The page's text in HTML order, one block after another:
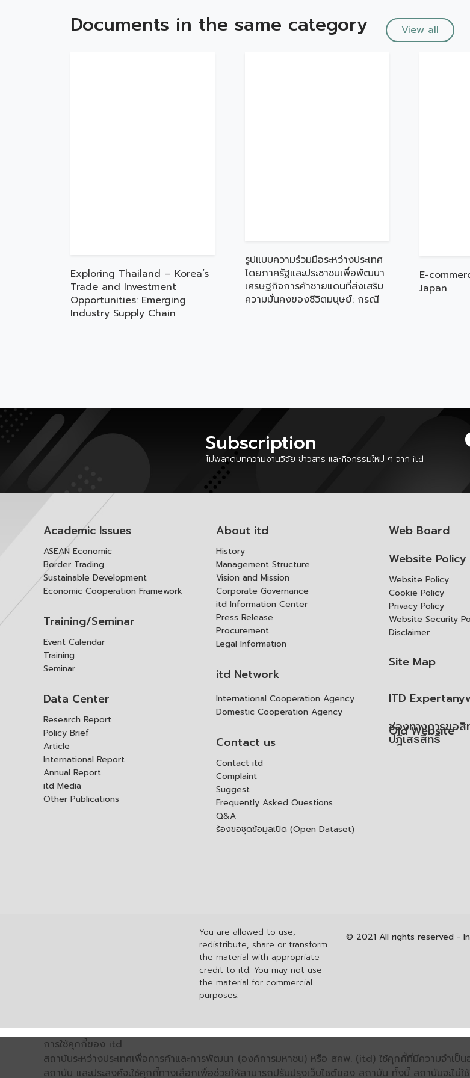
Documents in the same category View all
Exploring Thailand – Korea’s
Trade and Investment
Opportunities: Emerging
Industry Supply Chain
รูปแบบความร่วมมือระหว่างประเทศ
โดยภาครัฐและประชาชนเพื่อพัฒนา
เศรษฐกิจการค้าชายแดนที่ส่งเสริม
ความมั่นคงของชีวิตมนุษย์: กรณี
E-
Japan
Subscription
ไม่พลาดบทความงานวิจัย ข่าวสาร และกิจกรรมใหม่ ๆ จาก itd
Academic Issues
ASEAN Economic
Border Trading
Sustainable Development
Economic Cooperation Framework
Training/Seminar
Event Calendar
Training
Seminar
Data Center
Research Report
Policy Brief
Article
International Report
Annual Report
itd Media
Other Publications
About itd
History
Management Structure
Vision and Mission
Corporate Governance
itd Information Center
Press Release
Procurement
Legal Information
itd Network
International Cooperation Agency
Domestic Cooperation Agency
Contact us
Contact itd
Complaint
Suggest
Frequently Asked Questions
Q&A
ร้องขอชุดข้อมูลเปิด (Open Dataset)
Web Board
Website Policy
Website Policy
Cookie Policy
Privacy Policy
Website Security
Disclaimer
Site Map
ITD
ช่องทางการขอสิ
ปฏิเสธสิทธิ
Old Website
You are allowed to use,
redistribute, share or transform
the material with appropriate
credit to itd. You may not use
the material for commercial
purposes.
© 2021 All rights reserved -
การใช้คุกกี้ของ itd
สถาบันระหว่างประเทศเพื่อการค้าและการพัฒนา (องค์การมหาชน) หรือ สคพ. (itd) ใช้คุกกี้ที่มีความจำเป็
สถาบัน และประสงค์จะใช้คุกกี้ทางเลือกเพื่อช่วยให้สามารถปรับปรุงเว็บไซต์ของ สถาบัน ทั้งนี้ สถาบันจะไม่